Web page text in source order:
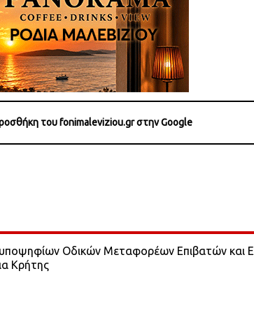
του fonimaleviziou.gr στην Google
Οδικών Μεταφορέων Επιβατών και
Κρήτης